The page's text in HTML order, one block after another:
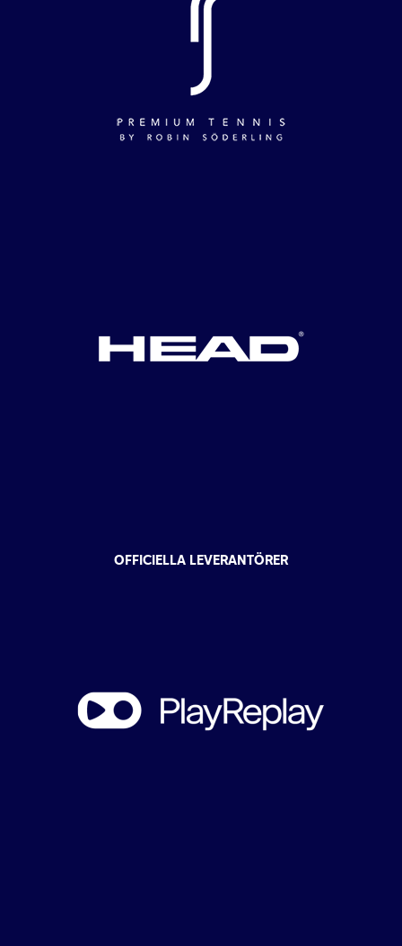
OFFICIELLA LEVERANTÖRER